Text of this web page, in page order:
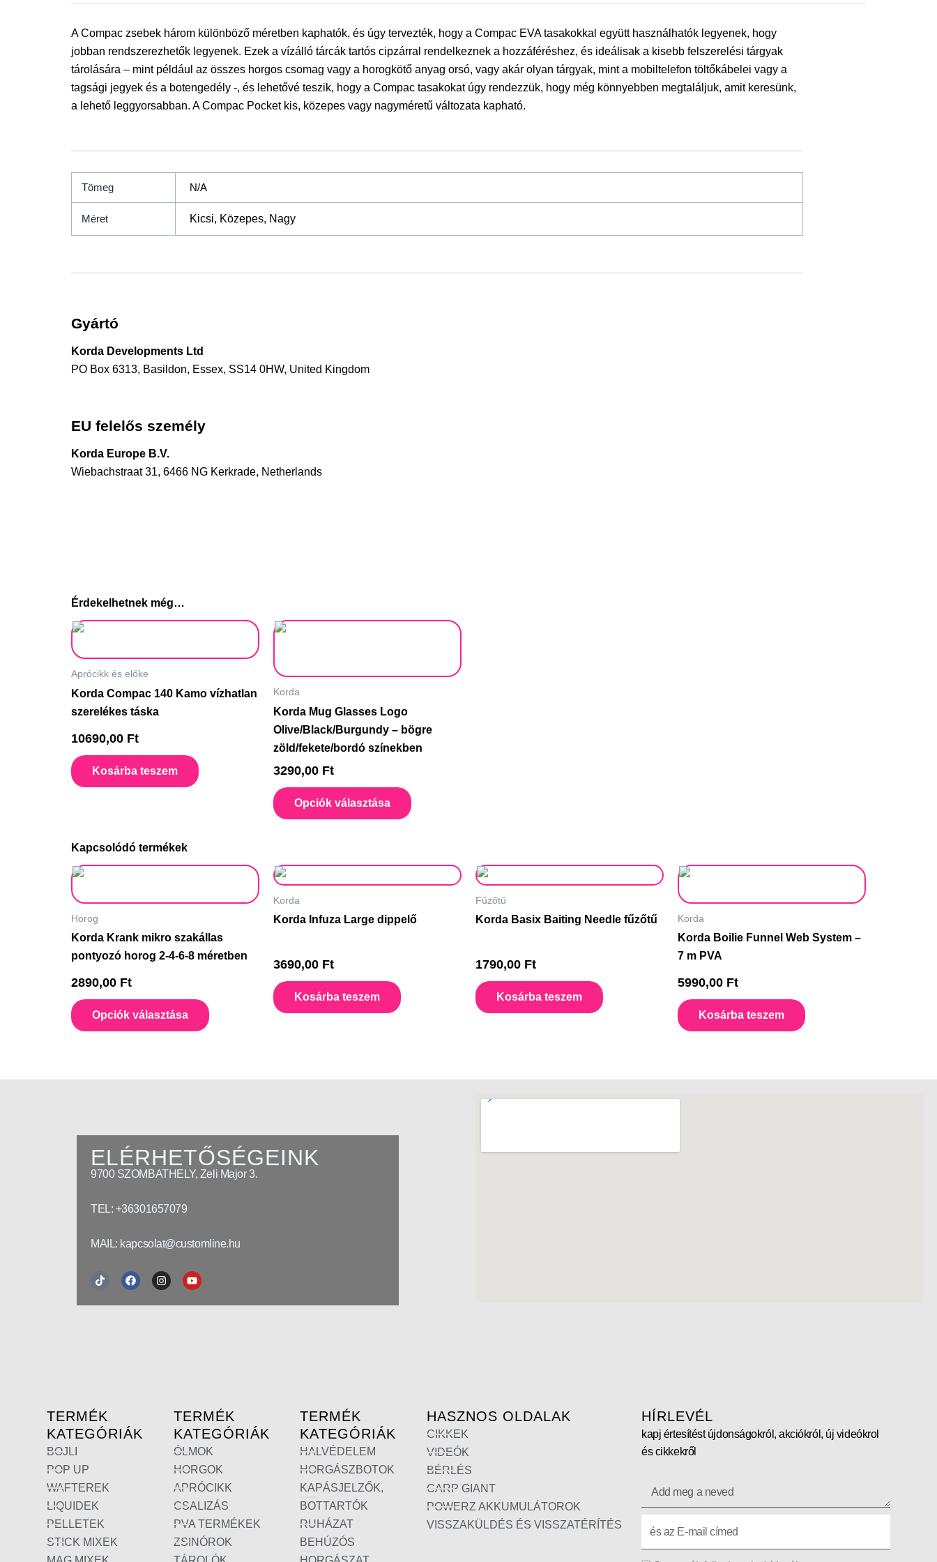
A Compac zsebek három különböző méretben kaphatók, és úgy tervezték, hogy a Compac EVA tasakokkal együtt használhatók legyenek, hogy
jobban rendszerezhetők legyenek. Ezek a vízálló tárcák tartós cipzárral rendelkeznek a hozzáféréshez, és ideálisak a kisebb felszerelési tárgyak
tárolására – mint például az összes horgos csomag vagy a horogkötő anyag orsó, vagy akár olyan tárgyak, mint a mobiltelefon töltőkábelei vagy a
tagsági jegyek és a botengedély -, és lehetővé teszik, hogy a Compac tasakokat úgy rendezzük, hogy még könnyebben megtaláljuk, amit keresünk,
a lehető leggyorsabban. A Compac Pocket kis, közepes vagy nagyméretű változata kapható.
Tömeg N/A
Méret Kicsi, Közepes, Nagy
Gyártó
Korda Developments Ltd
PO Box 6313, Basildon, Essex, SS14 0HW, United Kingdom
EU felelős személy
Korda Europe B.V.
Wiebachstraat 31, 6466 NG Kerkrade, Netherlands
Érdekelhetnek még…
Aprócikk és előke
Korda Compac 140 Kamo vízhatlan
szerelékes táska
10690,00 Ft
Kosárba teszem
Korda
Korda Mug Glasses Logo
Olive/Black/Burgundy – bögre
zöld/fekete/bordó színekben
3290,00 Ft
Opciók választása
terméknek
A
változatok
választhatók
Kapcsolódó termékek
Horog
Korda Krank mikro szakállas
pontyozó horog 2-4-6-8 méretben
2890,00 Ft
Opciók választása
variációja
van.
a
Korda
Korda Infuza Large dippelő
3690,00 Ft
Kosárba teszem
Fűzőtű
Korda Basix Baiting Needle fűzőtű
1790,00 Ft
Kosárba teszem
Korda
Korda Boilie Funnel Web System –
7 m PVA
5990,00 Ft
Kosárba teszem
ELÉRHETŐSÉGEINK
9700 SZOMBATHELY, Zeli Major 3.
TEL: +36301657079
MAIL: kapcsolat@customline.hu
Tiktok FacebookInstagramYoutube
TERMÉK
KATEGÓRIÁK
BOJLI
POP UP
WAFTEREK
LIQUIDEK
PELLETEK
STICK MIXEK
TERMÉK
KATEGÓRIÁK
ÓLMOK
HORGOK
APRÓCIKK
CSALIZÁS
PVA TERMÉKEK
ZSINÓROK
TERMÉK
KATEGÓRIÁK
HALVÉDELEM
HORGÁSZBOTOK
KAPÁSJELZŐK,
BOTTARTÓK
RUHÁZAT
BEHÚZÓS
HASZNOS OLDALAK
CIKKEK
VIDEÓK
BÉRLÉS
CARP GIANT
POWERZ AKKUMULÁTOROK
VISSZAKÜLDÉS ÉS VISSZATÉRÍTÉS
HÍRLEVÉL
kapj értesítést újdonságokról, akciókról, új videókrol
és cikkekről
Add
meg
az